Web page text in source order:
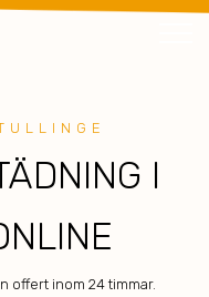
I
offert inom 24 timmar.